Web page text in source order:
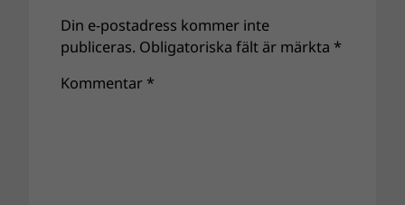
Din e-postadress kommer inte
publiceras. Obligatoriska fält är märkta *
Kommentar *